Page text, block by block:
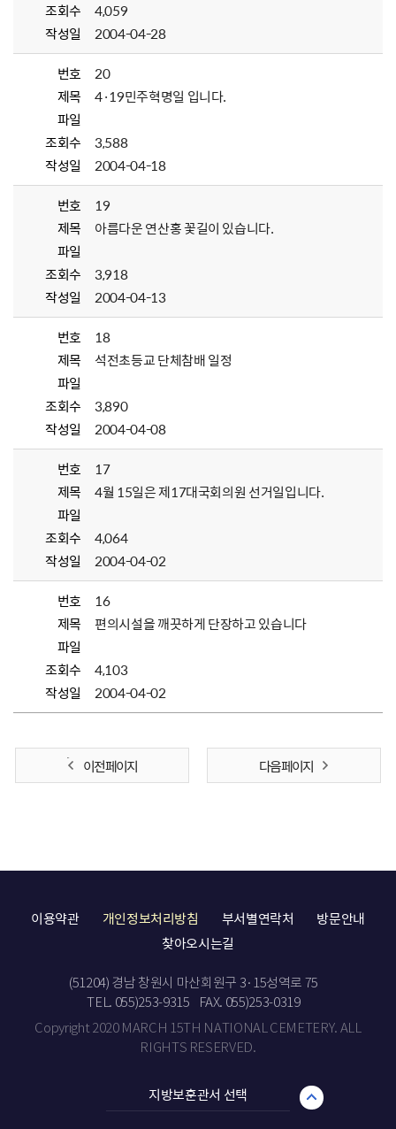
조회수
4,059
작성일
2004-04-28
번호
20
제목
4·19민주혁명일 입니다.
파일
조회수
3,588
작성일
2004-04-18
번호
19
제목
아름다운 연산홍 꽃길이 있습니다.
파일
조회수
3,918
작성일
2004-04-13
번호
18
제목
석전초등교 단체참배 일정
파일
조회수
3,890
작성일
2004-04-08
번호
17
제목
4월 15일은 제17대국회의원 선거일입니다.
파일
조회수
4,064
작성일
2004-04-02
번호
16
제목
편의시설을 깨끗하게 단장하고 있습니다
파일
조회수
4,103
작성일
2004-04-02
이전 페이지 다음 페이지
이용약관 개인정보처리방침 부서별연락처
방문안내
찾아오시는길
(51204) 경남 창원시 마산회원구 3·15성역로 75
TEL. 055)253-9315
FAX. 055)253-0319
Copyright 2020 MARCH 15TH NATIONAL CEMETERY. ALL
RIGHTS RESERVED.
지방보훈관서 선택